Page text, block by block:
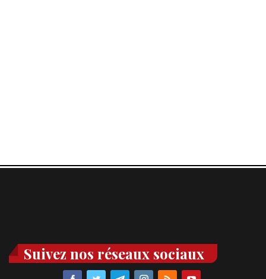
Suivez nos réseaux sociaux